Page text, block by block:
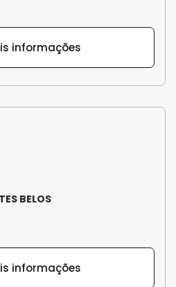
informações
BELOS
informações